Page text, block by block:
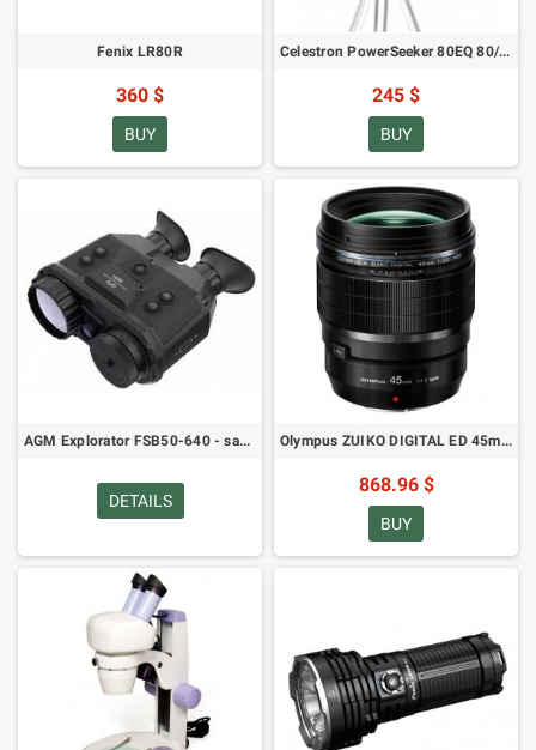
Fenix LR80R
360 $
BUY
Celestron PowerSeeker 80EQ 80/900 (SKU: 21048) teleskops
245 $
BUY
AGM Explorator FSB50-640 - saplūšanas attēlveidošanas binokļi
DETAILS
Olympus ZUIKO DIGITAL ED 45mm Pro - Objektīvs Micro 4:3
868.96 $
BUY